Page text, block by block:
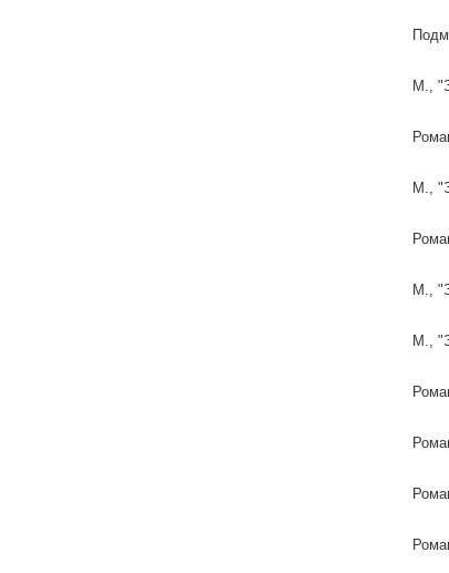
М.,
М.,
М.,
М.,